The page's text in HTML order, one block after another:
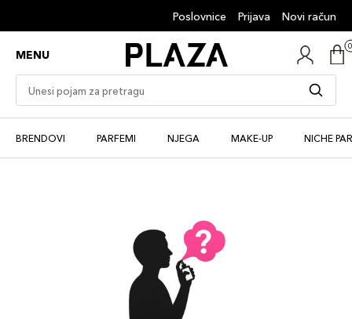
Poslovnice Prijava Novi račun
MENU
BRENDOVI PARFEMI NJEGA MAKE-UP NICHE